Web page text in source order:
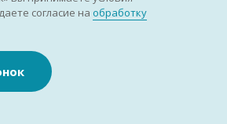
согласие на обработку